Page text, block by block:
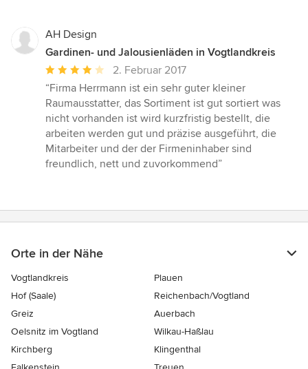
AH Design
Gardinen- und Jalousienläden in Vogtlandkreis
Durchschnittliche
Bewertung:
4
von
5
Sternen
2. Februar 2017
“Firma Herrmann ist ein sehr guter kleiner
Raumausstatter, das Sortiment ist gut sortiert was
nicht vorhanden ist wird kurzfristig bestellt, die
arbeiten werden gut und präzise ausgeführt, die
Mitarbeiter und der der Firmeninhaber sind
freundlich, nett und zuvorkommend”
Orte in der Nähe
Vogtlandkreis
Plauen
Hof (Saale)
Reichenbach/Vogtland
Greiz
Auerbach
Oelsnitz im Vogtland
Wilkau-Haßlau
Kirchberg
Klingenthal